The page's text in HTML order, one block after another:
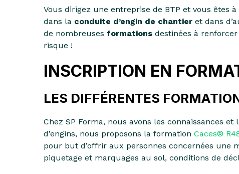
Vous dirigez une entreprise de BTP et vous êtes
dans la conduite d’engin de chantier et dans
de nombreuses formations destinées à
risque !
INSCRIPTION EN
LES DIFFÉRENTES
Chez SP Forma, nous avons les connaissances
d’engins, nous proposons la formation Caces®
pour but d’offrir aux personnes concernées une
piquetage et marquages au sol, conditions de